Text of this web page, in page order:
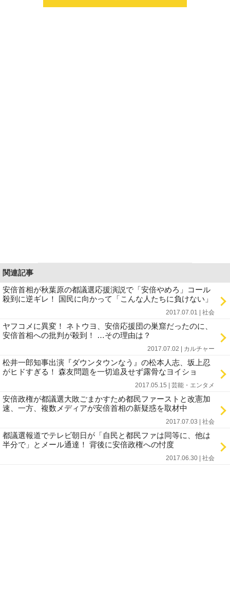
関連記事
安倍首相が秋葉原の都議選応援演説で「安倍やめろ」コール
殺到に逆ギレ！ 国民に向かって「こんな人たちに負けない」
2017.07.01 | 社会
ヤフコメに異変！ ネトウヨ、安倍応援団の巣窟だったのに、
安倍首相への批判が殺到！ …その理由は？
2017.07.02 | カルチャー
松井一郎知事出演『ダウンタウンなう』の松本人志、坂上忍
がヒドすぎる！ 森友問題を一切追及せず露骨なヨイショ
2017.05.15 | 芸能・エンタメ
安倍政権が都議選大敗ごまかすため都民ファーストと改憲加
速、一方、複数メディアが安倍首相の新疑惑を取材中
2017.07.03 | 社会
都議選報道でテレビ朝日が「自民と都民ファは同等に、他は
半分で」とメール通達！ 背後に安倍政権への忖度
2017.06.30 | 社会